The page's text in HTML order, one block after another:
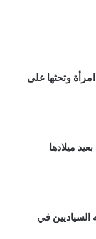
كان هذا تأكيدًا
للعمل “في
جزيئية
للمناطق
تظهر بالقرب
داخل
وتحثها على
ميلادها
في